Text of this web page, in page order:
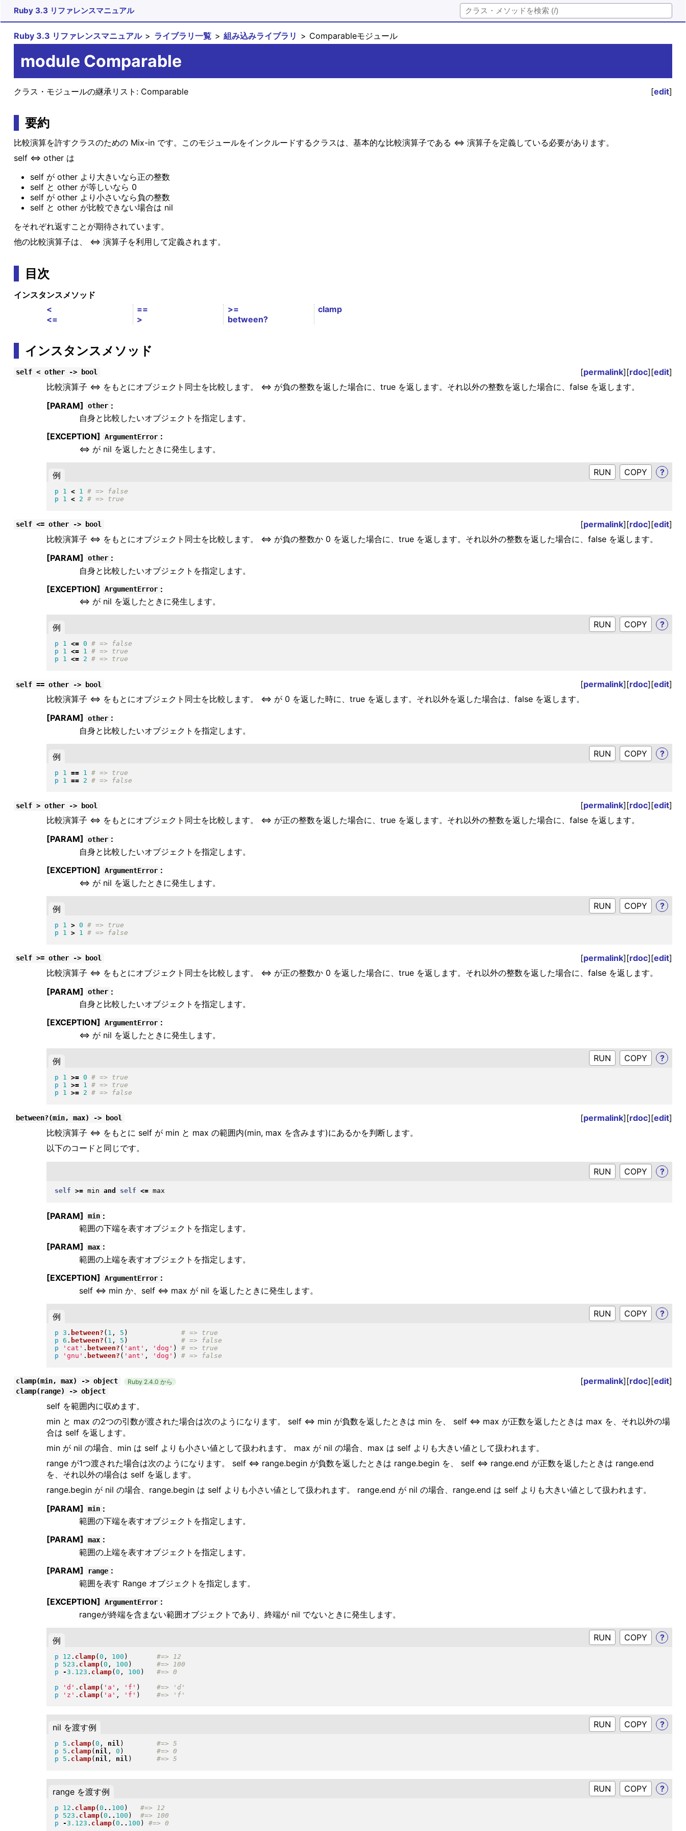
Ruby 3.3 リファレンスマニュアル
Ruby 3.3 リファレンスマニュアル ライブラリ一覧 組み込みライブラリ Comparableモジュール
module Comparable
[edit]
クラス・モジュールの継承リスト: Comparable
要約
比較演算を許すクラスのための Mix-in です。このモジュールをインクルードするクラスは、基本的な比較演算子である <=> 演算子を定義している必要があります。
self <=> other は
self が other より大きいなら正の整数
self と other が等しいなら 0
self が other より小さいなら負の整数
self と other が比較できない場合は nil
をそれぞれ返すことが期待されています。
他の比較演算子は、 <=> 演算子を利用して定義されます。
目次
インスタンスメソッド
<
<=
==
>
>=
between?
clamp
インスタンスメソッド
self < other -> bool [permalink][rdoc][edit]
比較演算子 <=> をもとにオブジェクト同士を比較します。 <=> が負の整数を返した場合に、true を返します。それ以外の整数を返した場合に、false を返します。
[PARAM]
other :
自身と比較したいオブジェクトを指定します。
[EXCEPTION]
ArgumentError :
<=> が nil を返したときに発生します。
例 RUN ?
p 1 < 1
p
1 < 2
self <= other -> bool [permalink][rdoc][edit]
比較演算子 <=> をもとにオブジェクト同士を比較します。 <=> が負の整数か 0 を返した場合に、true を返します。それ以外の整数を返した場合に、false を返します。
[PARAM]
other :
自身と比較したいオブジェクトを指定します。
[EXCEPTION]
ArgumentError :
<=> が nil を返したときに発生します。
例 RUN ?
p 1 <= 0
p
1 <= 1
p
1 <= 2
self == other -> bool [permalink][rdoc][edit]
比較演算子 <=> をもとにオブジェクト同士を比較します。 <=> が 0 を返した時に、true を返します。それ以外を返した場合は、false を返します。
[PARAM]
other :
自身と比較したいオブジェクトを指定します。
例 RUN ?
p 1 == 1
p
1 == 2
self > other -> bool [permalink][rdoc][edit]
比較演算子 <=> をもとにオブジェクト同士を比較します。 <=> が正の整数を返した場合に、true を返します。それ以外の整数を返した場合に、false を返します。
[PARAM]
other :
自身と比較したいオブジェクトを指定します。
[EXCEPTION]
ArgumentError :
<=> が nil を返したときに発生します。
例 RUN ?
p 1 > 0
p
1 > 1
self >= other -> bool [permalink][rdoc][edit]
比較演算子 <=> をもとにオブジェクト同士を比較します。 <=> が正の整数か 0 を返した場合に、true を返します。それ以外の整数を返した場合に、false を返します。
[PARAM]
other :
自身と比較したいオブジェクトを指定します。
[EXCEPTION]
ArgumentError :
<=> が nil を返したときに発生します。
例 RUN ?
p 1 >= 0
p
1 >= 1
p
1 >= 2
between?(min, max) -> bool [permalink][rdoc][edit]
比較演算子 <=> をもとに self が min と max の範囲内(min, max を含みます)にあるかを判断します。
以下のコードと同じです。
RUN ?
self >= min and self <=
[PARAM] min :
範囲の下端を表すオブジェクトを指定します。
[PARAM]
max :
範囲の上端を表すオブジェクトを指定します。
[EXCEPTION]
ArgumentError :
self <=> min か、self <=> max が nil を返したときに発生します。
例 RUN ?
p 3 . between? ( 1 , 5 )
p 6 . between? ( 1 , 5 )
p
'cat' . between? ( 'ant' , 'dog' )
p
'gnu' . between? ( 'ant' , 'dog' )
clamp(min, max) -> object Ruby 2.4.0 から [permalink][rdoc][edit]
clamp(range) -> object
self を範囲内に収めます。
min と max の2つの引数が渡された場合は次のようになります。 self <=> min が負数を返したときは min を、 self <=> max が正数を返したときは max を、それ以外の場
合は self を返します。
min が nil の場合、min は self よりも小さい値として扱われます。 max が nil の場合、max は self よりも大きい値として扱われます。
range が1つ渡された場合は次のようになります。 self <=> range.begin が負数を返したときは range.begin を、 self <=> range.end が正数を返したときは range.end
を、それ以外の場合は self を返します。
range.begin が nil の場合、range.begin は self よりも小さい値として扱われます。 range.end が nil の場合、range.end は self よりも大きい値として扱われます。
[PARAM]
min :
範囲の下端を表すオブジェクトを指定します。
[PARAM]
max :
範囲の上端を表すオブジェクトを指定します。
[PARAM]
range :
範囲を表す Range オブジェクトを指定します。
[EXCEPTION]
ArgumentError :
rangeが終端を含まない範囲オブジェクトであり、終端が nil でないときに発生します。
例 RUN ?
p 12 . clamp(0 , 100 )
p
523 . clamp(0 , 100 )
p
-3.123 . clamp(0 , 100 )
p
'd' . clamp( 'a' , 'f' )
p
'z' . clamp( 'a' , 'f' )
nil を渡す例 RUN ?
p 5 . clamp( 0 , nil )
p
5 . clamp( nil , 0 )
p
5 . clamp( nil , nil )
range を渡す例 RUN ?
p 12 . clamp( 0 .. 100 )
p
523 . clamp( 0 .. 100 )
p
-3.123 . clamp( 0 .. 100 )